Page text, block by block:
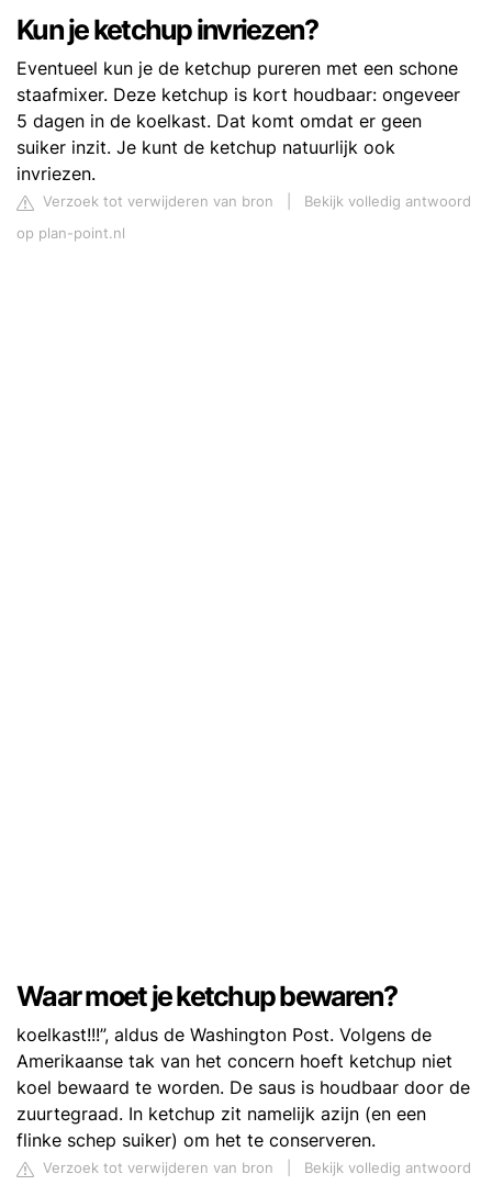
Kun je ketchup invriezen?
Eventueel kun je de ketchup pureren met een schone
staafmixer. Deze ketchup is kort houdbaar: ongeveer
5 dagen in de koelkast. Dat komt omdat er geen
suiker inzit. Je kunt de ketchup natuurlijk ook
invriezen.
Verzoek tot verwijderen van bron
Bekijk volledig antwoord
op plan-point.nl
Waar moet je ketchup bewaren?
koelkast!!!”, aldus de Washington Post. Volgens de
Amerikaanse tak van het concern hoeft ketchup niet
koel bewaard te worden. De saus is houdbaar door de
zuurtegraad. In ketchup zit namelijk azijn (en een
flinke schep suiker) om het te conserveren.
Verzoek tot verwijderen van bron
Bekijk volledig antwoord